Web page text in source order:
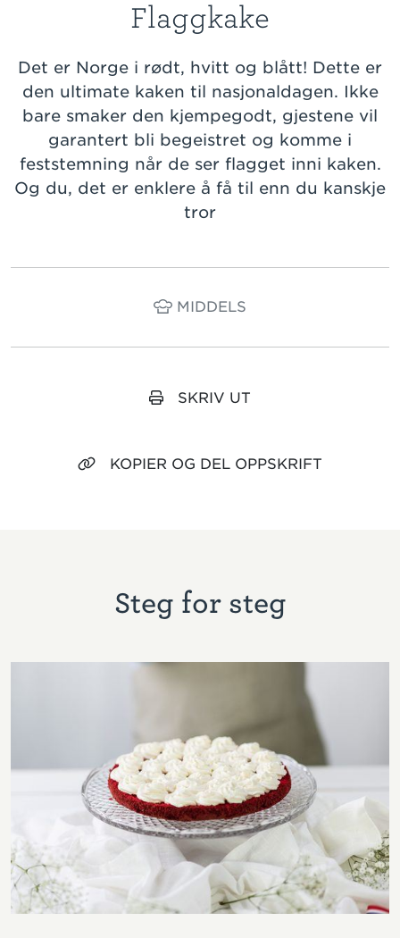
Flaggkake
Det er Norge i rødt, hvitt og blått! Dette er
den ultimate kaken til nasjonaldagen. Ikke
bare smaker den kjempegodt, gjestene vil
garantert bli begeistret og komme i
feststemning når de ser flagget inni kaken.
Og du, det er enklere å få til enn du kanskje
tror
MIDDELS
SKRIV UT
KOPIER OG DEL OPPSKRIFT
Steg for steg